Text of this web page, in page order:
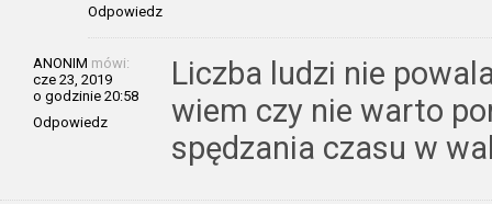
Odpowiedz
ANONIM mówi:
cze 23, 2019
o godzinie 20:58
Odpowiedz
Liczba ludzi nie
wiem czy nie warto
spędzania czasu w